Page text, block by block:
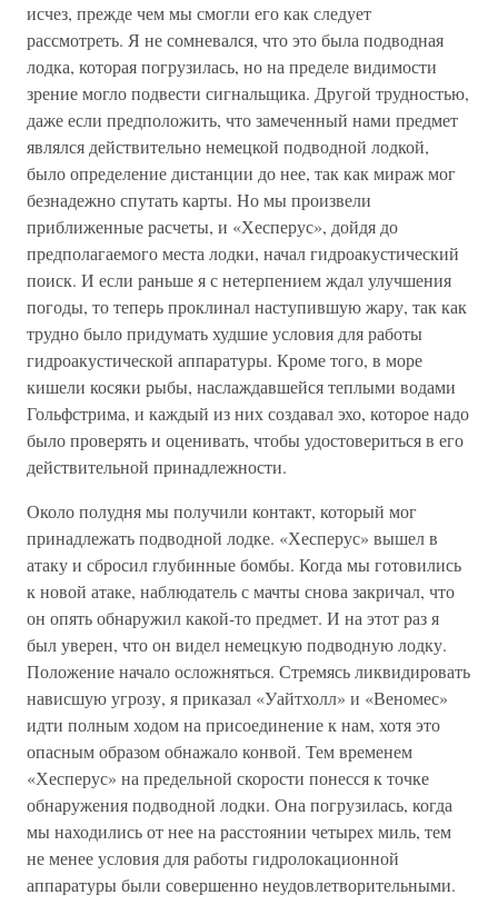
исчез, прежде чем мы смогли его как следует
рассмотреть. Я не сомневался, что это была подводная
лодка, которая погрузилась, но на пределе видимости
зрение могло подвести сигнальщика. Другой трудностью,
даже если предположить, что замеченный нами предмет
являлся действительно немецкой подводной лодкой,
было определение дистанции до нее, так как мираж мог
безнадежно спутать карты. Но мы произвели
приближенные расчеты, и «Хесперус», дойдя до
предполагаемого места лодки, начал гидроакустический
поиск. И если раньше я с нетерпением ждал улучшения
погоды, то теперь проклинал наступившую жару, так как
трудно было придумать худшие условия для работы
гидроакустической аппаратуры. Кроме того, в море
кишели косяки рыбы, наслаждавшейся теплыми водами
Гольфстрима, и каждый из них создавал эхо, которое надо
было проверять и оценивать, чтобы удостовериться в его
действительной принадлежности.
Около полудня мы получили контакт, который мог
принадлежать подводной лодке. «Хесперус» вышел в
атаку и сбросил глубинные бомбы. Когда мы готовились
к новой атаке, наблюдатель с мачты снова закричал, что
он опять обнаружил какой-то предмет. И на этот раз я
был уверен, что он видел немецкую подводную лодку.
Положение начало осложняться. Стремясь ликвидировать
нависшую угрозу, я приказал «Уайтхолл» и «Веномес»
идти полным ходом на присоединение к нам, хотя это
опасным образом обнажало конвой. Тем временем
«Хесперус» на предельной скорости понесся к точке
обнаружения подводной лодки. Она погрузилась, когда
мы находились от нее на расстоянии четырех миль, тем
не менее условия для работы гидролокационной
аппаратуры были совершенно неудовлетворительными.